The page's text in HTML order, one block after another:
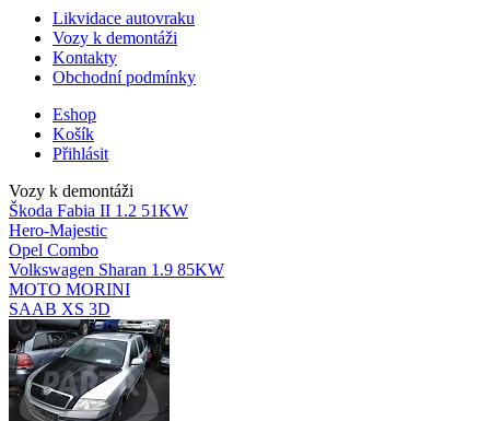
Likvidace autovraku
Vozy k demontáži
Kontakty
Obchodní podmínky
Eshop
Košík
Přihlásit
Vozy k demontáži
Škoda Fabia II 1.2 51KW
Hero-Majestic
Opel Combo
Volkswagen Sharan 1.9 85KW
MOTO MORINI
SAAB XS 3D